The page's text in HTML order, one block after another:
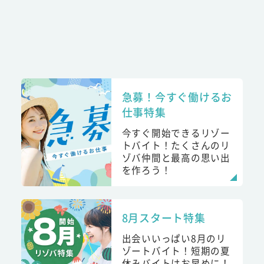
急募！今すぐ働けるお
仕事特集
今すぐ開始できるリゾー
トバイト！たくさんのリ
ゾバ仲間と最高の思い出
を作ろう！
8月スタート特集
出会いいっぱい8月のリ
ゾートバイト！短期の夏